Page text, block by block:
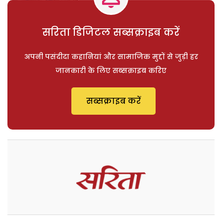
सरिता डिजिटल सब्सक्राइब करें
अपनी पसंदीदा कहानियां और सामाजिक मुद्दों से जुड़ी हर
जानकारी के लिए सब्सक्राइब करिए
सब्सक्राइब करें